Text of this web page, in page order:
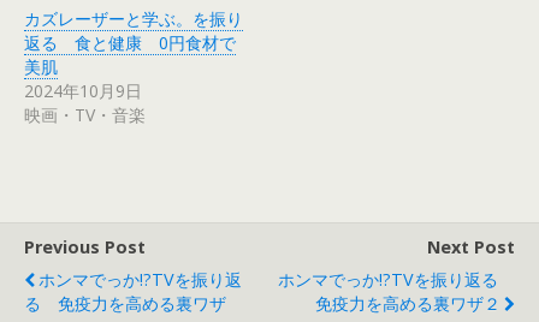
い
ウ
ィ
ド
ウ
で
開
ク
し
て
く
さ
い
(
新
で
開
き
ま
す
カズレーザーと学ぶ。を振り
返る 食と健康 0円食材で
美肌
2024年10月9日
映画・TV・音楽
Previous Post
ホンマでっか!?TVを振り返
る 免疫力を高める裏ワザ
Next Post
ホンマでっか!?TVを振り返る
免疫力を高める裏ワザ２